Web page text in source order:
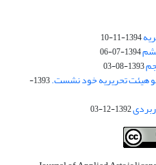
1394-11-10
1394-07-06
1393-08-03
هیئت تحریریه خود نشست.
1393-
1392-12-03